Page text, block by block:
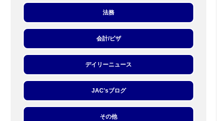
法務
会計/ビザ
デイリーニュース
JAC'sブログ
その他